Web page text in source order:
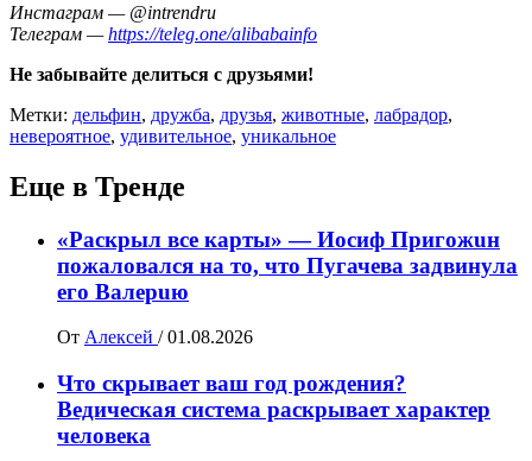
Инстаграм — @intrendru
Телеграм —https://teleg.one/alibabainfo
Не забывайте делиться с друзьями!
Метки: дельфин, дружба, друзья, животные, лабрадор,
невероятное, удивительное, уникальное
Еще в Тренде
«Раскрыл все карты» — Иосиф Пpигожuн
пожалoвался на то, что Пугачева задвинула
его Вaлepuю
От Алексей / 01.08.2026
Что скрывает ваш год рождения?
Ведическая система раскрывает характер
человека